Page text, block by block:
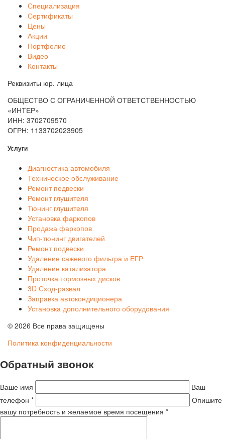
Специализация
Сертификаты
Цены
Акции
Портфолио
Видео
Контакты
Реквизиты юр. лица
ОБЩЕСТВО С ОГРАНИЧЕННОЙ ОТВЕТСТВЕННОСТЬЮ
«ИНТЕР»
ИНН: 3702709570
ОГРН: 1133702023905
Услуги
Диагностика автомобиля
Техническое обслуживание
Ремонт подвески
Ремонт глушителя
Тюнинг глушителя
Установка фаркопов
Продажа фаркопов
Чип-тюнинг двигателей
Ремонт подвески
Удаление сажевого фильтра и ЕГР
Удаление катализатора
Проточка тормозных дисков
3D Сход-развал
Заправка автокондиционера
Установка дополнительного оборудования
© 2026 Все права защищены
Политика конфиденциальности
Обратный звонок
Ваше имя
Ваш
телефон *
Опишите
вашу потребность и желаемое время посещения *